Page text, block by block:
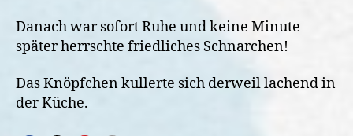
Danach war sofort Ruhe und keine Minute
später herrschte friedliches Schnarchen!
Das Knöpfchen kullerte sich derweil lachend in
der Küche.